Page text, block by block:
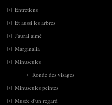
Entretiens
Et aussi les arbres
J'aurai aimé
Marginalia
Minuscules
Ronde des visages
Minuscules peintes
Musée d'un regard